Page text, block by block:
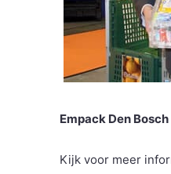
Empack Den
Kijk voor meer